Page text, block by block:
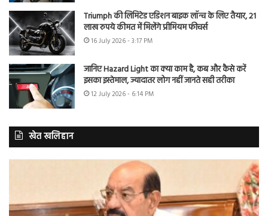
Triumph की लिमिटेड एडिशन बाइक लॉन्च के लिए तैयार, 21
लाख रुपये कीमत में मिलेंगे प्रीमियम फीचर्स
16 July 2026 - 3:17 PM
जानिए Hazard Light का क्या काम है, कब और कैसे करें
इसका इस्तेमाल, ज्यादातर लोग नहीं जानते सही तरीका
12 July 2026 - 6:14 PM
खेत खलिहान